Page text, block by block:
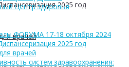
2025 год
врачей
Центр здоровья
ФОРУМА 17-18 октября 2024
2025 год
врачей
систем здравоохранения: